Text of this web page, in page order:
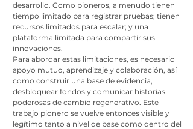
desarrollo. Como pioneros, a menudo tienen
tiempo limitado para registrar pruebas; tienen
recursos limitados para escalar; y una
plataforma limitada para compartir sus
innovaciones.
Para abordar estas limitaciones, es necesario
apoyo mutuo, aprendizaje y colaboración, así
como construir una base de evidencia,
desbloquear fondos y comunicar historias
poderosas de cambio regenerativo. Este
trabajo pionero se vuelve entonces visible y
legítimo tanto a nivel de base como dentro del